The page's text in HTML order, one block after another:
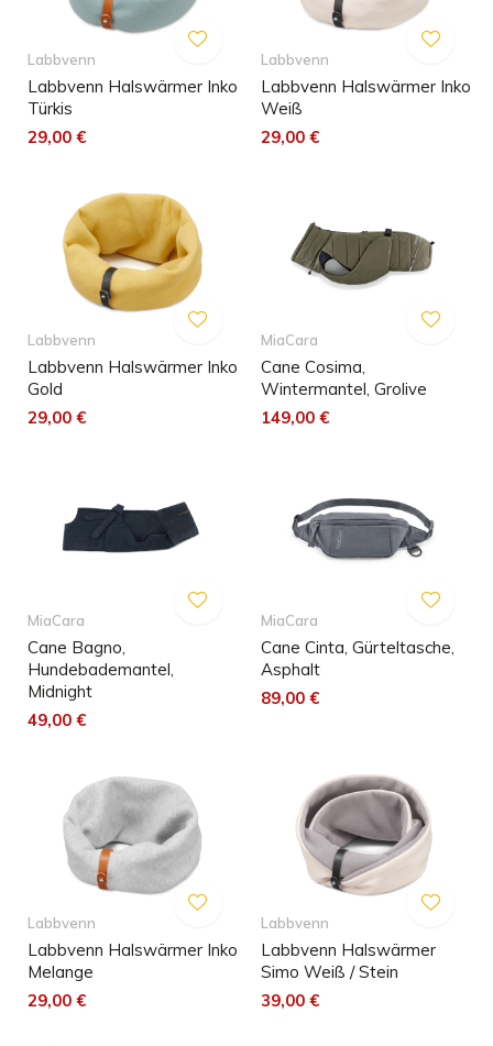
Labbvenn
Labbvenn Halswärmer Inko
Türkis
29,00 €
Labbvenn
Labbvenn Halswärmer Inko
Weiß
29,00 €
Labbvenn
Labbvenn Halswärmer Inko
Gold
29,00 €
MiaCara
Cane Cosima,
Wintermantel, Grolive
149,00 €
MiaCara
Cane Bagno,
Hundebademantel,
Midnight
49,00 €
MiaCara
Cane Cinta, Gürteltasche,
Asphalt
89,00 €
Labbvenn
Labbvenn Halswärmer Inko
Melange
29,00 €
Labbvenn
Labbvenn Halswärmer
Simo Weiß / Stein
39,00 €